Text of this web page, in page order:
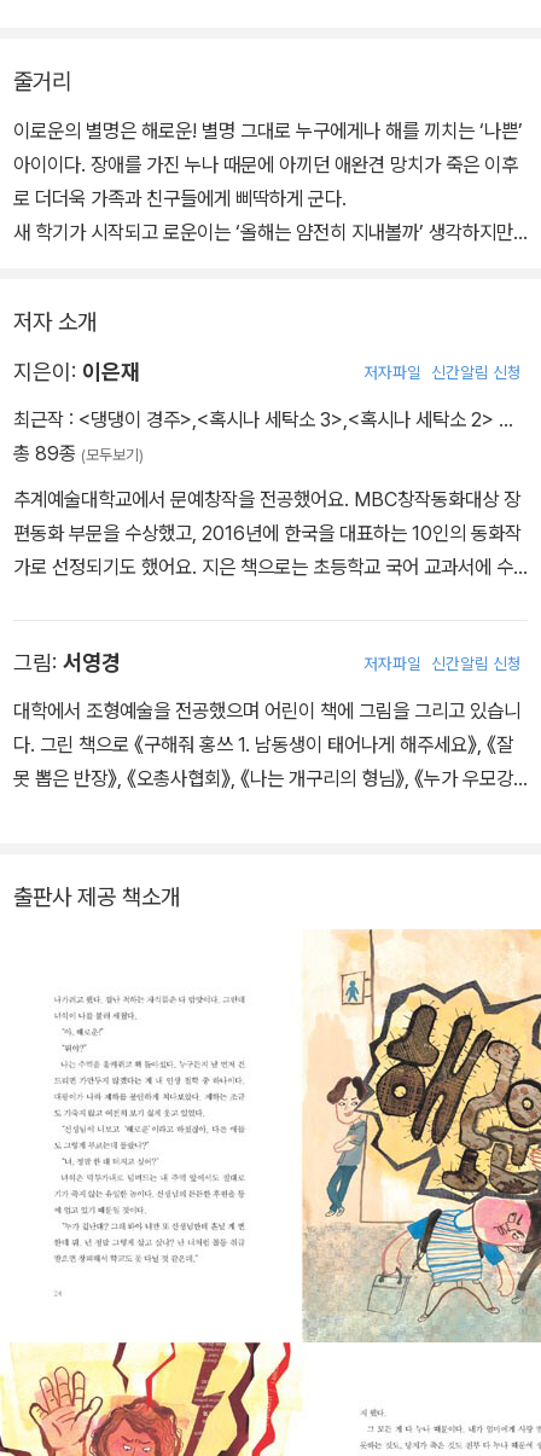
줄거리
이로운의 별명은 해로운! 별명 그대로 누구에게나 해를 끼치는 ‘나쁜’
아이이다. 장애를 가진 누나 때문에 아끼던 애완견 망치가 죽은 이후
로 더더욱 가족과 친구들에게 삐딱하게 군다.
새 학기가 시작되고 로운이는 ‘올해는 얌전히 지내볼까’ 생각하지만
다. 그날 이후, 로운이는 아이들을 찾아다니며 약점을 폭로하겠다고,
혹은 앞으로 괴롭히지 않겠다는 등 거짓말과 협박으로 표를 약속 받
선거 날, 로운이는 반이 떠나갈 듯이 큰 소리로 연설하며 아이들에게
머슴 같은 반장이 되겠다고 굳게 약속한다. 그리고 뜻밖에도 여덟 표
를 얻어 반장이 된다. 작년에 반장이었던 제하는 우리 반은 끝장이라
며 비아냥거리고 선생님은 로운이를 믿지 못해 걱정스러워 한다. 제
하와 선생님의 생각대로 로운이는 반장 노릇을 전혀 하지 않는다.
담스러워진 로운이는 진짜 반장 노릇을 해 보기로 결심한다. 우유 상
자를 들어주고 배탈 난 친구를 위해 우유를 대신 마셔 주고 심지어 반
친구들이 불량배들에게 괴롭힘을 당할 때 앞장서 막아 주기도 한다.
선생님과 아이들은 그런 로운이를 점점 좋아하게 되지만 제하는 질투
하 집을 찾아가고 두 친구는 화해한다. 그리고 두 아이는 힘을 합해 학
저자 소개
지은이: 이은재 저자파일 신간알림 신청
최근작 : <댕댕이 경주> <혹시나 세탁소 3> <혹시나 세탁소 2> …
총 89종 (모두보기)
추계예술대학교에서 문예창작을 전공했어요. MBC창작동화대상 장
편동화 부문을 수상했고, 2016년에 한국을 대표하는 10인의 동화작
가로 선정되기도 했어요. 지은 책으로는 초등학교 국어 교과서에 수
등이 있어요.
그림: 서영경 저자파일 신간알림 신청
대학에서 조형예술을 전공했으며 어린이 책에 그림을 그리고 있습니
다. 그린 책으로 《구해줘 홍쓰 1. 남동생이 태어나게 해주세요》, 《잘
못 뽑은 반장》, 《오총사협회》, 《나는 개구리의 형님》, 《누가 우모강
출판사 제공 책소개